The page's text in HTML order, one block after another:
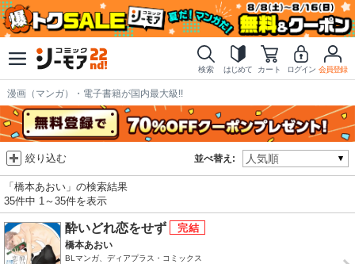
検索 はじめて カート ログイン 会員登録
漫画（マンガ）・電子書籍が国内最大級!!
並べ替え:
絞り込む
「橋本あおい」の検索結果
35件中 1～35件を表示
酔いどれ恋をせず
橋本あおい
BLマンガ、ディアプラス・コミックス